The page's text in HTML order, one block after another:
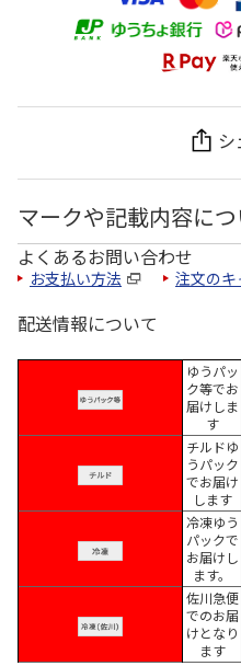
マークや記載内容につ
よくあるお問い合わせ
お支払い方法 注文のキ
配送情報について
ゆうパッ
ク等でお
届けしま
す
チルドゆ
うパック
でお届け
します
冷凍ゆう
パックで
お届けし
ます。
佐川急便
でのお届
けとなり
ます